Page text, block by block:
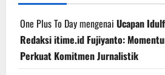
One Plus To Daymengenai Ucapan
Redaksi itime.id Fujiyanto:
Perkuat Komitmen Jurnalistik